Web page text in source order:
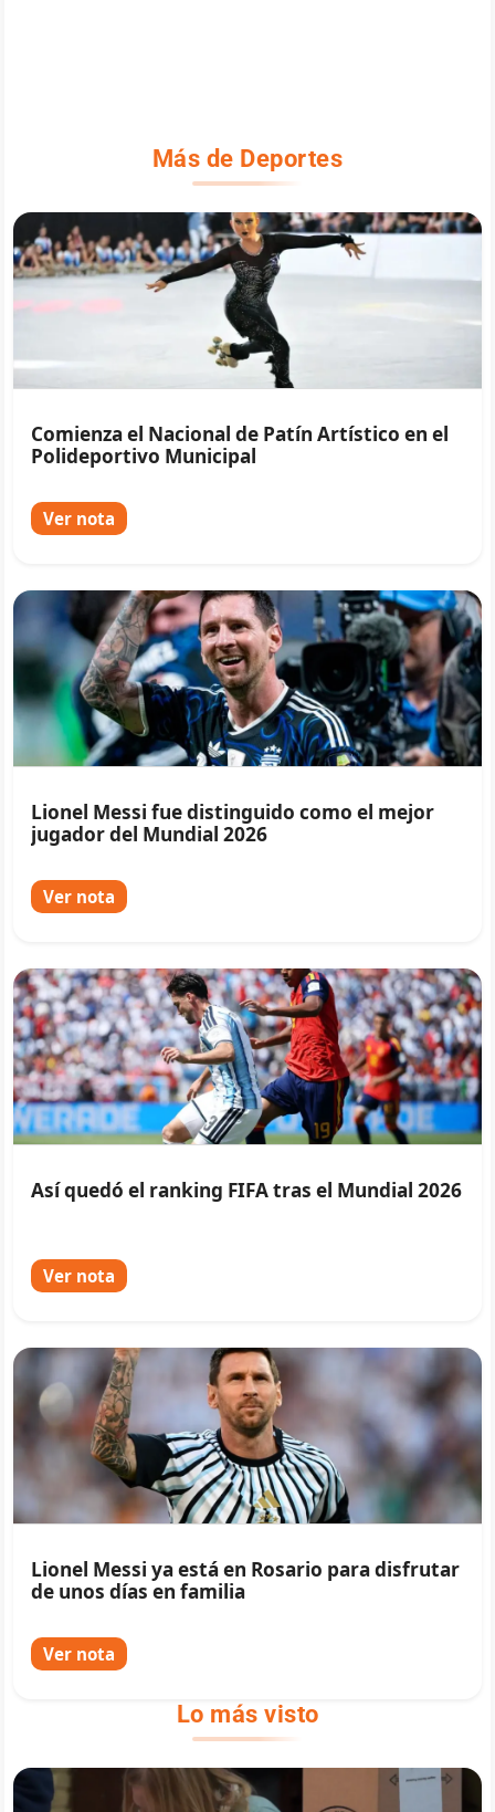
Más de Deportes
Comienza el Nacional de Patín Artístico en el
Polideportivo Municipal
Ver nota
Lionel Messi fue distinguido como el mejor
jugador del Mundial 2026
Ver nota
Así quedó el ranking FIFA tras el Mundial 2026
Ver nota
Lionel Messi ya está en Rosario para disfrutar
de unos días en familia
Ver nota
Lo más visto